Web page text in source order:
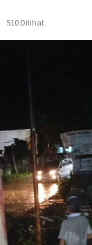
510 Dilihat